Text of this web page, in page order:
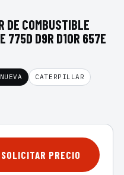
COMBUSTIBLE
775D D9R D10R 657E
NUEVA CATERPILLAR
SOLICITAR PRECIO